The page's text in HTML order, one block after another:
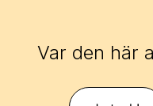
Var den här